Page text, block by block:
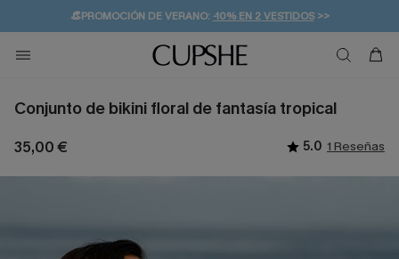
👒PROMOCIÓN DE VERANO:-10% EN 2 VESTIDOS>>
💌¡SUSCRIBIRSE & GANAR -10% EXTRA!
🚚ENVÍO GRATUITO A PARTIR DE 49 € >>
Conjunto de bikini floral de fantasía tropical
35,00 € 5.0 1 Reseñas